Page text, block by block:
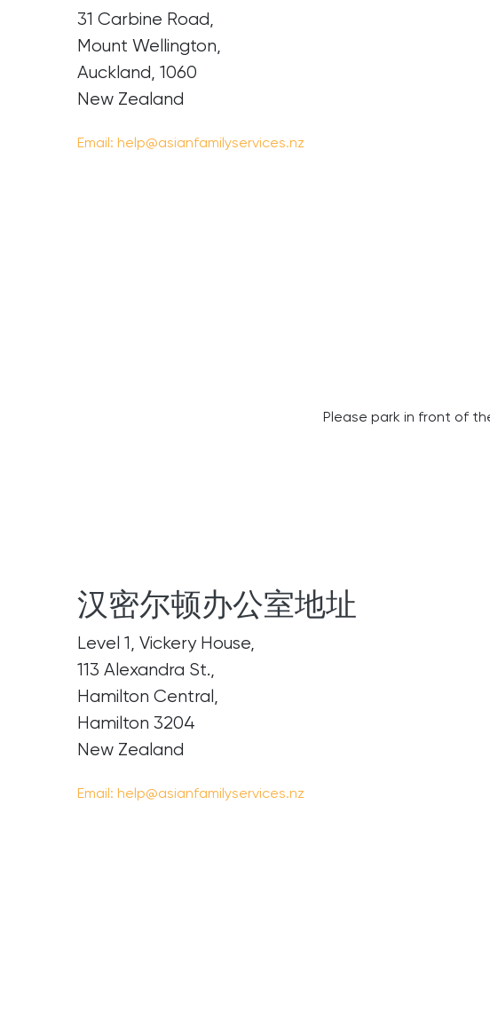
31 Carbine Road,
Mount Wellington,
Auckland, 1060
New Zealand
Email: help@asianfamilyservices.nz
Please park in front of
汉密尔顿办公室地址
Level 1, Vickery House,
113 Alexandra St.,
Hamilton Central,
Hamilton 3204
New Zealand
Email: help@asianfamilyservices.nz